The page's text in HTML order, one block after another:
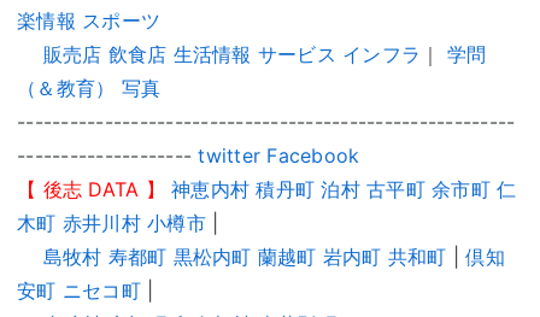
楽情報 スポーツ
販売店 飲食店 生活情報 サービス インフラ ｜ 学問
（＆教育）
写真
---------------------------------------------------------
--------------------twitter Facebook
【 後志 DATA 】 神恵内村 積丹町 泊村 古平町 余市町 仁
木町 赤井川村 小樽市|
島牧村 寿都町 黒松内町 蘭越町 岩内町 共和町 |倶知
安町 ニセコ町|